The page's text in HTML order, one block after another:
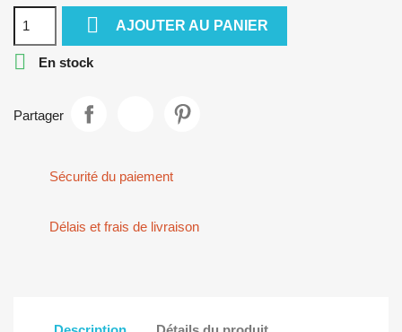
 AJOUTER AU PANIER
 En stock
Partager
Sécurité du paiement
Délais et frais de livraison